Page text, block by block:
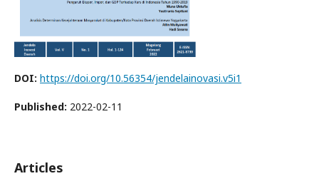
DOI: https://doi.org/10.56354/jendelainovasi.v5i1
Published: 2022-02-11
Articles